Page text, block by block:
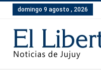
domingo 9 agosto , 2026